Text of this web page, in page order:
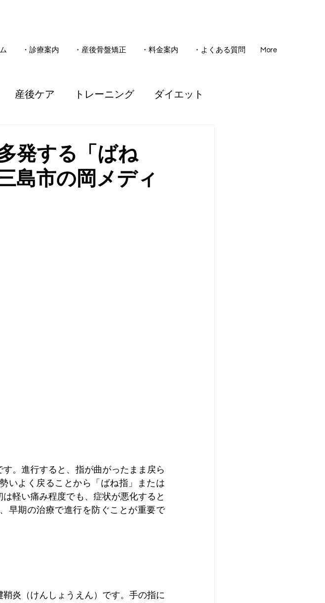
・診療案内 ・産後骨盤矯正 ・料金案内 ・よくある質問 More
産後ケア トレーニング ダイエット
般整体 慢性痛 睡眠 腰痛
発する「ばね
島市の岡メディ
。進行すると、指が曲がったまま戻ら
いよく戻ることから「ばね指」または
軽い痛み程度でも、症状が悪化すると
早期の治療で進行を防ぐことが重要で
炎（けんしょうえん）です。手の指に